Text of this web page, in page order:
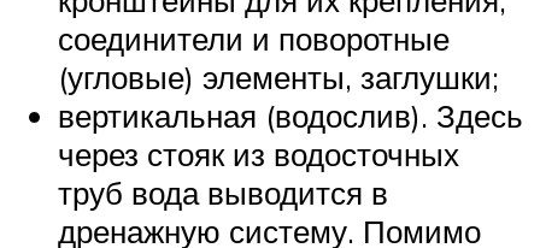
соединители и поворотные
(угловые) элементы, заглушки;
вертикальная (водослив). Здесь
через стояк из водосточных
труб вода выводится в
дренажную систему. Помимо